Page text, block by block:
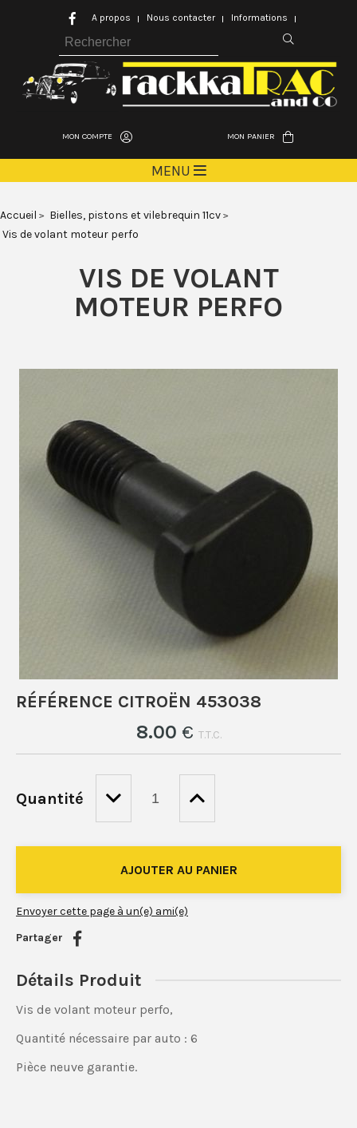
MON COMPTE MON PANIER
MENU
Accueil
Bielles, pistons et vilebrequin 11cv
Vis de volant moteur perfo
VIS DE VOLANT
MOTEUR PERFO
RÉFÉRENCE CITROËN 453038
8.00 € T.T.C.
Quantité
Envoyer cette page à un(e) ami(e)
Partager
Détails Produit
Vis de volant moteur perfo,
Quantité nécessaire par auto : 6
Pièce neuve garantie.
A propos Nous contacter Informations